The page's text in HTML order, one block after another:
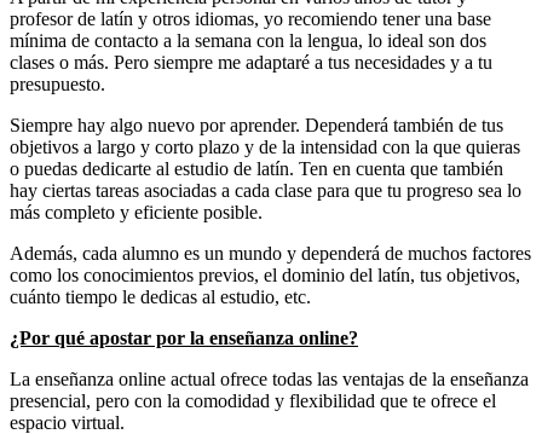
profesor de latín y otros idiomas, yo recomiendo tener una base
mínima de contacto a la semana con la lengua, lo ideal son dos
clases o más. Pero siempre me adaptaré a tus necesidades y a tu
presupuesto.
Siempre hay algo nuevo por aprender. Dependerá también de tus
objetivos a largo y corto plazo y de la intensidad con la que quieras
o puedas dedicarte al estudio de latín. Ten en cuenta que también
hay ciertas tareas asociadas a cada clase para que tu progreso sea lo
más completo y eficiente posible.
Además, cada alumno es un mundo y dependerá de muchos factores
como los conocimientos previos, el dominio del latín, tus objetivos,
cuánto tiempo le dedicas al estudio, etc.
¿Por qué apostar por la enseñanza online?
La enseñanza online actual ofrece todas las ventajas de la enseñanza
presencial, pero con la comodidad y flexibilidad que te ofrece el
espacio virtual.